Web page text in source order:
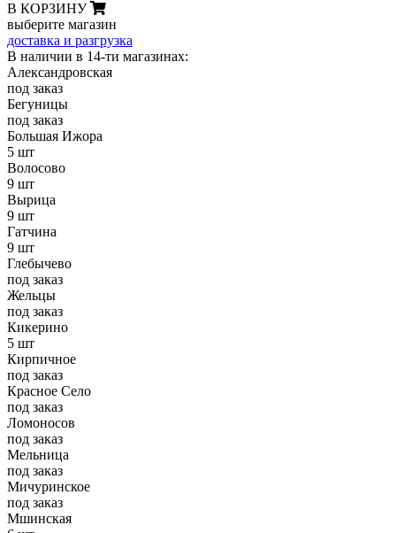
В КОРЗИНУ
выберите магазин
доставка и разгрузка
В наличии в 14-ти магазинах:
Александровская
под заказ
Бегуницы
под заказ
Большая Ижора
5 шт
Волосово
9 шт
Вырица
9 шт
Гатчина
9 шт
Глебычево
под заказ
Жельцы
под заказ
Кикерино
5 шт
Кирпичное
под заказ
Красное Село
под заказ
Ломоносов
под заказ
Мельница
под заказ
Мичуринское
под заказ
Мшинская